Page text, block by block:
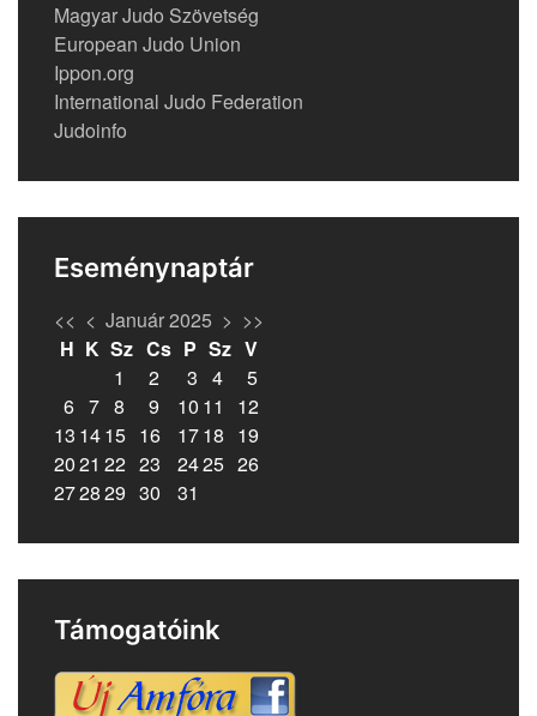
Magyar Judo Szövetség
European Judo Union
Ippon.org
International Judo Federation
Judoinfo
Eseménynaptár
<< < Január 2025 > >>
H K Sz Cs P Sz V
1
2 3 4
5
6 7 8 9 10 11
12
13 1415 16 1718 19
2021 22 23 2425 26
272829 30 31
Támogatóink